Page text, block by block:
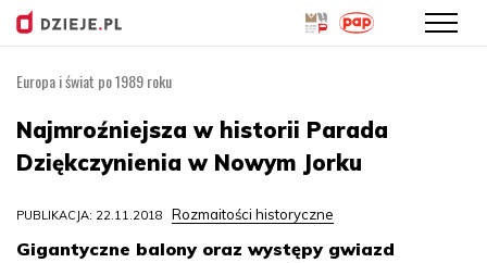
treści
Europa i świat po 1989 roku
Najmroźniejsza w historii Parada
Dziękczynienia w Nowym Jorku
PUBLIKACJA: 22.11.2018 Rozmaitości historyczne
Gigantyczne balony oraz występy gwiazd